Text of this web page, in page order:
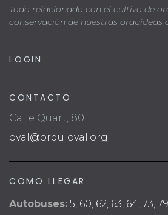
Todo relacionado con el cultivo de
conservación de nuestras orquídeas
LOGIN
CONTACTO
Calle Quart, 80
oval@orquioval.org
COMO LLEGAR
Autobuses: 5, 60, 62, 63, 64, 73,